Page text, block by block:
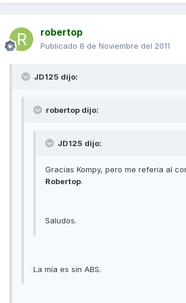
robertop
Publicado 8 de Noviembre del 2011
JD125 dijo:
robertop dijo:
JD125 dijo:
Gracias Kompy, pero me referia al
Robertop.
Saludos.
La mía es sin ABS.